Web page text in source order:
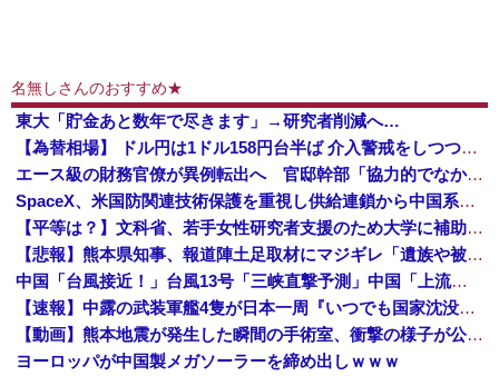
名無しさんのおすすめ★
東大「貯金あと数年で尽きます」→研究者削減へ…
【為替相場】 ドル円は1ドル158円台半ば 介入警戒をしつつ円売りが続行
エース級の財務官僚が異例転出へ 官邸幹部「協力的でなかったから」 [8/6]
SpaceX、米国防関連技術保護を重視し供給連鎖から中国系を完全排除へ 供給業者に「中国籍人員をSpaceX向けの生産に関わらせないこと」「中国...
【平等は？】文科省、若手女性研究者支援のため大学に補助金交付（年間最大5000万円）「将来のリーダーとして活躍する（女性の）人材を輩出したい」
【悲報】熊本県知事、報道陣土足取材にマジギレ「遺族や被災者から強い不満でてる！」 → 記者「例えば？」 → 知事、怒り通り越して呆れてしまう …...
中国「台風接近！」台風13号「三峡直撃予測」中国「上流大洪水！（三峡上流」中国都市「8/5の映像（動画」三峡ダム「緊急放流（決壊危機」中国「下流...
【速報】中露の武装軍艦4隻が日本一周『いつでも国家沈没させられるぞ』
【動画】熊本地震が発生した瞬間の手術室、衝撃の様子が公開されて16万いいね プロすぎると称賛の声が集まる
ヨーロッパが中国製メガソーラーを締め出しｗｗｗ